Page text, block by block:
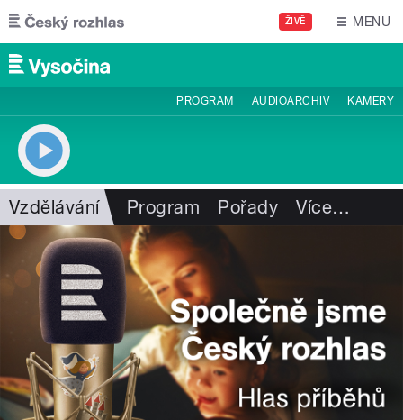
Přejít k hlavnímu obsahu
ŽIVĚ MENU
PROGRAM AUDIOARCHIV KAMERY
Vzdělávání Program Pořady Více…